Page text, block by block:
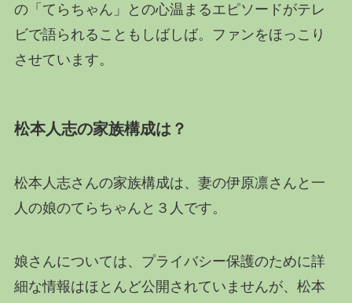
の「てらちゃん」との心温まるエピソードがテレ
ビで語られることもしばしば。ファンをほっこり
させています。
松本人志の家族構成は？
松本人志さんの家族構成は、妻の伊原凛さんと一
人の娘のてらちゃんと３人です。
娘さんについては、プライバシー保護のために詳
細な情報はほとんど公開されていませんが、松本